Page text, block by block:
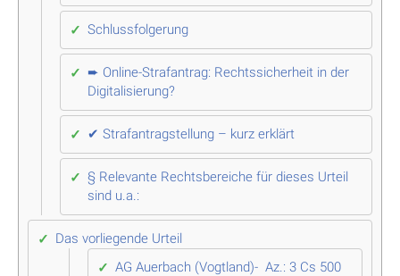
Schlussfolgerung
➨ Online-Strafantrag: Rechtssicherheit in der
Digitalisierung?
✔ Strafantragstellung – kurz erklärt
§ Relevante Rechtsbereiche für dieses Urteil
sind u.a.:
Das vorliegende Urteil
AG Auerbach (Vogtland)- Az.: 3 Cs 500